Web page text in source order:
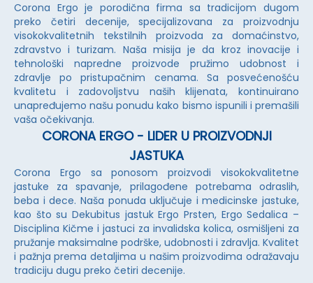
Corona Ergo je porodična firma sa tradicijom dugom
preko četiri decenije, specijalizovana za proizvodnju
visokokvalitetnih tekstilnih proizvoda za domaćinstvo,
zdravstvo i turizam. Naša misija je da kroz inovacije i
tehnološki napredne proizvode pružimo udobnost i
zdravlje po pristupačnim cenama. Sa posvećenošću
kvalitetu i zadovoljstvu naših klijenata, kontinuirano
unapređujemo našu ponudu kako bismo ispunili i premašili
vaša očekivanja.
CORONA ERGO - LIDER U PROIZVODNJI
JASTUKA
Corona Ergo sa ponosom proizvodi visokokvalitetne
jastuke za spavanje, prilagođene potrebama odraslih,
beba i dece. Naša ponuda uključuje i medicinske jastuke,
kao što su Dekubitus jastuk Ergo Prsten, Ergo Sedalica –
Disciplina Kičme i jastuci za invalidska kolica, osmišljeni za
pružanje maksimalne podrške, udobnosti i zdravlja. Kvalitet
i pažnja prema detaljima u našim proizvodima odražavaju
tradiciju dugu preko četiri decenije.